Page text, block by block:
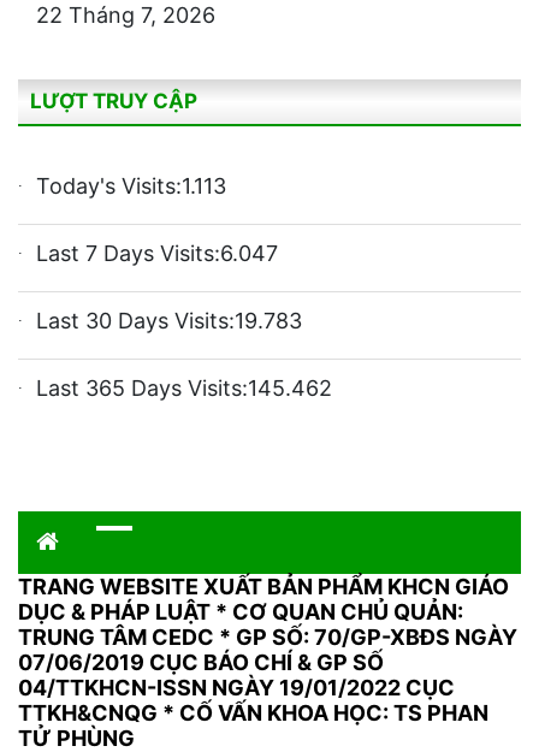
22 Tháng 7, 2026
LƯỢT TRUY CẬP
Today's Visits:1.113
Last 7 Days Visits:6.047
Last 30 Days Visits:19.783
Last 365 Days Visits:145.462
TRANG WEBSITE XUẤT BẢN PHẨM KHCN GIÁO
DỤC & PHÁP LUẬT * CƠ QUAN CHỦ QUẢN:
TRUNG TÂM CEDC * GP SỐ: 70/GP-XBĐS NGÀY
07/06/2019 CỤC BÁO CHÍ & GP SỐ
04/TTKHCN-ISSN NGÀY 19/01/2022 CỤC
TTKH&CNQG * CỐ VẤN KHOA HỌC: TS PHAN
TỬ PHÙNG